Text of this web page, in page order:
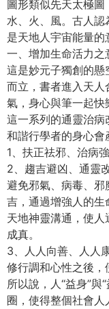
圖形類似先天太極
水、火、風。古人
是天地人宇宙能量
一、增加生命活力之
這是妙元子獨創的
而立，書者進入天人
氣，身心與筆一起快
這一系列的通靈治
和諧行學者的身心會
1、扶正祛邪、治病
2、趨吉避凶、通靈
避免邪氣、病毒、
吉，通過增強人的
天地神靈溝通，使
成真。
3、人人向善、人人
修行調和心性之後，
所以說，人“益身”與
圈，使得整個社會人